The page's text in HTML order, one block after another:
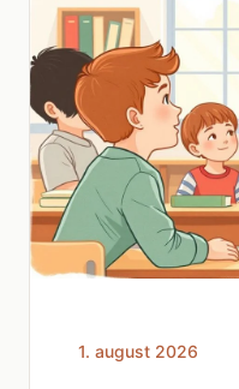
1. august 2026